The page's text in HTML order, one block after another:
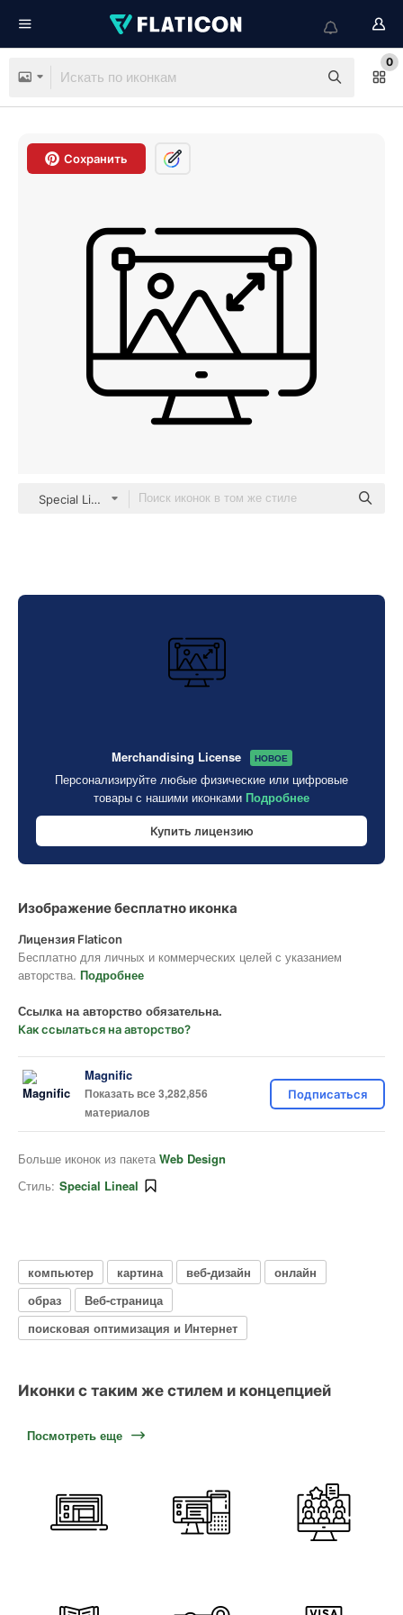
0
Сохранить
Special Lineal
Merchandising License НОВОЕ
Персонализируйте любые физические или цифровые
товары с нашими иконками Подробнее
Купить лицензию
Изображение бесплатно иконка
Лицензия Flaticon
Бесплатно для личных и коммерческих целей с указанием
авторства. Подробнее
Ссылка на авторство обязательна.
Как ссылаться на авторство?
Magnific
Показать все 3,282,856
материалов
Подписаться
Больше иконок из пакета Web Design
Стиль: Special Lineal
компьютер картина веб-дизайн
онлайн
образ
Веб-страница
поисковая оптимизация и Интернет
Иконки с таким же стилем и концепцией
Посмотреть еще